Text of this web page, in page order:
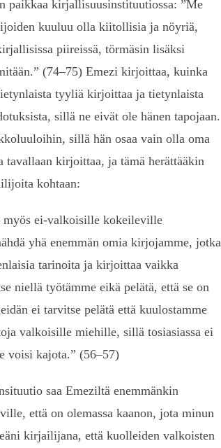
paikkaa kirjallisuusinstituutiossa: ”Me
kuuluu olla kiitollisia ja nöyriä,
piireissä, törmäsin lisäksi
(74–75) Emezi kirjoittaa, kuinka
tyyliä kirjoittaa ja tietynlaista
sillä ne eivät ole hänen tapojaan.
sillä hän osaa vain olla oma
kirjoittaa, ja tämä herättääkin
kohtaan:
myös ei-valkoisille kokeileville
yhä enemmän omia kirjojamme, jotka
tarinoita ja kirjoittaa vaikka
niellä työtämme eikä pelätä, että se on
ei tarvitse pelätä että kuulostamme
valkoisille miehille, sillä tosiasiassa ei
voisi kajota.” (56–57)
saa Emeziltä enemmänkin
että on olemassa kaanon, jota minun
kirjailijana, että kuolleiden valkoisten